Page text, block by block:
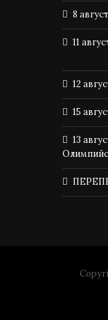
8
11
12
15
13